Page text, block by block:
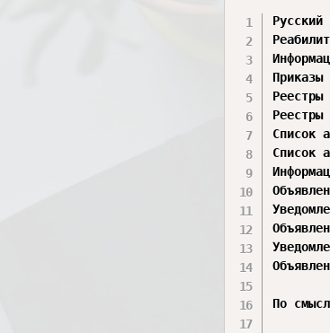
Русский	Казахский	English
Реабилитация и
Информационные
Приказы о назначении и
Реестры требований
Реестры требований
Список
Список
Информационные
Объявление о
Уведомление о
Объявление о
Уведомление о
Объявление о
По